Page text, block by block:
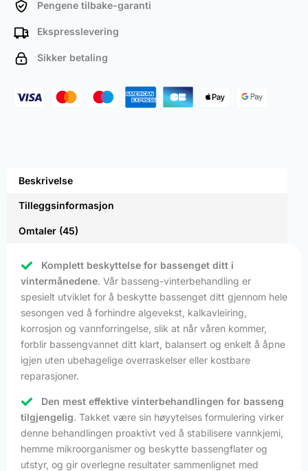
Pengene tilbake-garanti
Ekspresslevering
Sikker betaling
Beskrivelse
Tilleggsinformasjon
Omtaler (45)
Komplett beskyttelse for bassenget ditt i
vintermånedene. Vår basseng-vinterbehandling er
spesielt utviklet for å beskytte bassenget ditt gjennom hele
sesongen ved å forhindre algevekst, kalkavleiring,
korrosjon og vannforringelse, slik at når våren kommer,
forblir bassengvannet ditt klart, balansert og enkelt å åpne
igjen uten ubehagelige overraskelser eller kostbare
reparasjoner.
Den mest effektive vinterbehandlingen for basseng
tilgjengelig. Takket være sin høyytelses formulering virker
denne behandlingen proaktivt ved å stabilisere vannkjemi,
hemme mikroorganismer og beskytte bassengflater og
utstyr, og gir overlegne resultater sammenlignet med